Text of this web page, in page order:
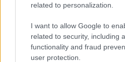
related to personalization.
I want to allow Google to
related to security, including
functionality and fraud
user protection.